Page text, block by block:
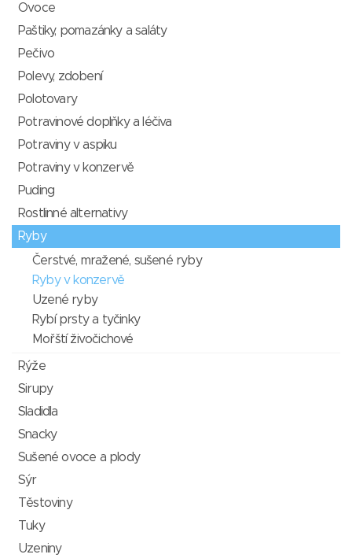
Ovoce
Paštiky, pomazánky a saláty
Pečivo
Polevy, zdobení
Polotovary
Potravinové doplňky a léčiva
Potraviny v aspiku
Potraviny v konzervě
Puding
Rostlinné alternativy
Ryby
Čerstvé, mražené, sušené ryby
Ryby v konzervě
Uzené ryby
Rybí prsty a tyčinky
Mořští živočichové
Rýže
Sirupy
Sladidla
Snacky
Sušené ovoce a plody
Sýr
Těstoviny
Tuky
Uzeniny